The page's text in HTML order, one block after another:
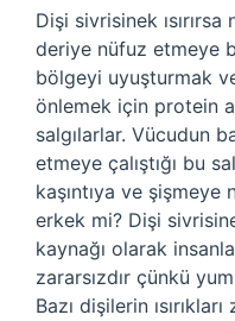
Dişi sivrisinek
deriye nüfuz etmeye
bölgeyi uyuşturmak ve
önlemek için protein
salgılarlar. Vücudun
etmeye çalıştığı bu
kaşıntıya ve şişmeye
erkek mi? Dişi
kaynağı olarak
zararsızdır çünkü
Bazı dişilerin